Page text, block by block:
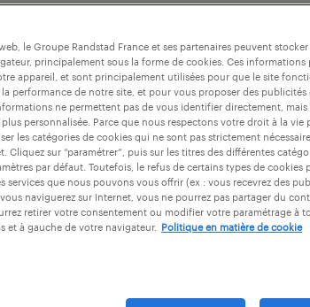
les-Vignes, Yvelines
durée du contrat niveau d'expérience
d'affaires (f/h)
chanteloup-les-vignes, yvelines
le Groupe Randstad France et ses partenaires peuvent
principalement sous la forme de cookies. Ces informations
appareil, et sont principalement utilisées pour que le site
performance de notre site, et pour vous proposer des publicités
ne permettent pas de vous identifier directement,
personnalisée. Parce que nous respectons votre droit à la vie
les catégories de cookies qui ne sont pas strictement
sur “paramétrer”, puis sur les titres des différentes
par défaut. Toutefois, le refus de certains types de cookies
services que nous pouvons vous offrir (ex : vous recevrez des
naviguerez sur Internet, vous ne pourrez pas partager du
retirer votre consentement ou modifier votre paramétrage à
et à gauche de votre navigateur.
Politique en matière de cookie